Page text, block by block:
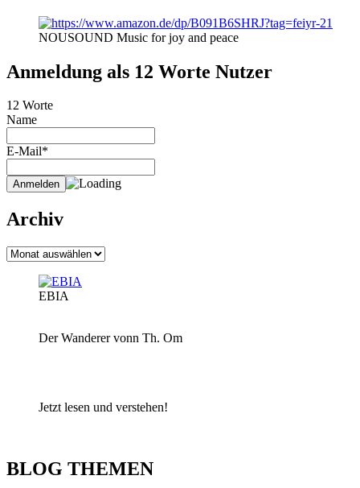
NOUSOUND Music for joy and peace
Anmeldung als 12 Worte Nutzer
12 Worte
Name
E-Mail*
Archiv
Archiv
EBIA
Der Wanderer vonn Th. Om
Jetzt lesen und verstehen!
BLOG THEMEN